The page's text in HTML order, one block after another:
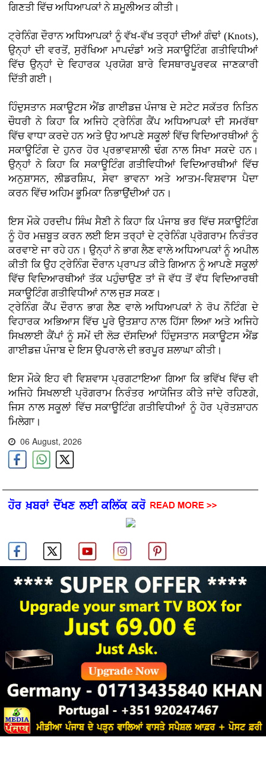
ਗਿਣਤੀ ਵਿੱਚ ਅਧਿਆਪਕਾਂ ਨੇ ਸ਼ਮੂਲੀਅਤ ਕੀਤੀ।
ਟ੍ਰੇਨਿੰਗ ਦੌਰਾਨ ਅਧਿਆਪਕਾਂ ਨੂੰ ਵੱਖ-ਵੱਖ ਤਰ੍ਹਾਂ ਦੀਆਂ ਗੰਢਾਂ (Knots),
ਉਨ੍ਹਾਂ ਦੀ ਵਰਤੋਂ, ਸੁਰੱਖਿਆ ਮਾਪਦੰਡਾਂ ਅਤੇ ਸਕਾਊਟਿੰਗ ਗਤੀਵਿਧੀਆਂ
ਵਿੱਚ ਉਨ੍ਹਾਂ ਦੇ ਵਿਹਾਰਕ ਪ੍ਰਯੋਗ ਬਾਰੇ ਵਿਸਥਾਰਪੂਰਵਕ ਜਾਣਕਾਰੀ
ਦਿੱਤੀ ਗਈ।
ਹਿੰਦੁਸਤਾਨ ਸਕਾਊਟਸ ਐਂਡ ਗਾਈਡਜ਼ ਪੰਜਾਬ ਦੇ ਸਟੇਟ ਸਕੱਤਰ ਨਿਤਿਨ
ਚੌਧਰੀ ਨੇ ਕਿਹਾ ਕਿ ਅਜਿਹੇ ਟ੍ਰੇਨਿੰਗ ਕੈਂਪ ਅਧਿਆਪਕਾਂ ਦੀ ਸਮਰੱਥਾ
ਵਿੱਚ ਵਾਧਾ ਕਰਦੇ ਹਨ ਅਤੇ ਉਹ ਆਪਣੇ ਸਕੂਲਾਂ ਵਿੱਚ ਵਿਦਿਆਰਥੀਆਂ ਨੂੰ
ਸਕਾਊਟਿੰਗ ਦੇ ਹੁਨਰ ਹੋਰ ਪ੍ਰਭਾਵਸ਼ਾਲੀ ਢੰਗ ਨਾਲ ਸਿਖਾ ਸਕਦੇ ਹਨ।
ਉਨ੍ਹਾਂ ਨੇ ਕਿਹਾ ਕਿ ਸਕਾਊਟਿੰਗ ਗਤੀਵਿਧੀਆਂ ਵਿਦਿਆਰਥੀਆਂ ਵਿੱਚ
ਅਨੁਸ਼ਾਸਨ, ਲੀਡਰਸ਼ਿਪ, ਸੇਵਾ ਭਾਵਨਾ ਅਤੇ ਆਤਮ-ਵਿਸ਼ਵਾਸ ਪੈਦਾ
ਕਰਨ ਵਿੱਚ ਅਹਿਮ ਭੂਮਿਕਾ ਨਿਭਾਉਂਦੀਆਂ ਹਨ।
ਇਸ ਮੌਕੇ ਹਰਦੀਪ ਸਿੰਘ ਸੈਣੀ ਨੇ ਕਿਹਾ ਕਿ ਪੰਜਾਬ ਭਰ ਵਿੱਚ ਸਕਾਊਟਿੰਗ
ਨੂੰ ਹੋਰ ਮਜ਼ਬੂਤ ਕਰਨ ਲਈ ਇਸ ਤਰ੍ਹਾਂ ਦੇ ਟ੍ਰੇਨਿੰਗ ਪ੍ਰੋਗਰਾਮ ਨਿਰੰਤਰ
ਕਰਵਾਏ ਜਾ ਰਹੇ ਹਨ। ਉਨ੍ਹਾਂ ਨੇ ਭਾਗ ਲੈਣ ਵਾਲੇ ਅਧਿਆਪਕਾਂ ਨੂੰ ਅਪੀਲ
ਕੀਤੀ ਕਿ ਉਹ ਟ੍ਰੇਨਿੰਗ ਦੌਰਾਨ ਪ੍ਰਾਪਤ ਕੀਤੇ ਗਿਆਨ ਨੂੰ ਆਪਣੇ ਸਕੂਲਾਂ
ਵਿੱਚ ਵਿਦਿਆਰਥੀਆਂ ਤੱਕ ਪਹੁੰਚਾਉਣ ਤਾਂ ਜੋ ਵੱਧ ਤੋਂ ਵੱਧ ਵਿਦਿਆਰਥੀ
ਸਕਾਊਟਿੰਗ ਗਤੀਵਿਧੀਆਂ ਨਾਲ ਜੁੜ ਸਕਣ।
ਟ੍ਰੇਨਿੰਗ ਕੈਂਪ ਦੌਰਾਨ ਭਾਗ ਲੈਣ ਵਾਲੇ ਅਧਿਆਪਕਾਂ ਨੇ ਰੋਪ ਨੌਟਿੰਗ ਦੇ
ਵਿਹਾਰਕ ਅਭਿਆਸ ਵਿੱਚ ਪੂਰੇ ਉਤਸ਼ਾਹ ਨਾਲ ਹਿੱਸਾ ਲਿਆ ਅਤੇ ਅਜਿਹੇ
ਸਿਖਲਾਈ ਕੈਂਪਾਂ ਨੂੰ ਸਮੇਂ ਦੀ ਲੋੜ ਦੱਸਦਿਆਂ ਹਿੰਦੁਸਤਾਨ ਸਕਾਊਟਸ ਐਂਡ
ਗਾਈਡਜ਼ ਪੰਜਾਬ ਦੇ ਇਸ ਉਪਰਾਲੇ ਦੀ ਭਰਪੂਰ ਸ਼ਲਾਘਾ ਕੀਤੀ।
ਇਸ ਮੌਕੇ ਇਹ ਵੀ ਵਿਸ਼ਵਾਸ ਪ੍ਰਗਟਾਇਆ ਗਿਆ ਕਿ ਭਵਿੱਖ ਵਿੱਚ ਵੀ
ਅਜਿਹੇ ਸਿਖਲਾਈ ਪ੍ਰੋਗਰਾਮ ਨਿਰੰਤਰ ਆਯੋਜਿਤ ਕੀਤੇ ਜਾਂਦੇ ਰਹਿਣਗੇ,
ਜਿਸ ਨਾਲ ਸਕੂਲਾਂ ਵਿੱਚ ਸਕਾਊਟਿੰਗ ਗਤੀਵਿਧੀਆਂ ਨੂੰ ਹੋਰ ਪ੍ਰੋਤਸ਼ਾਹਨ
ਮਿਲੇਗਾ।
06 August, 2026